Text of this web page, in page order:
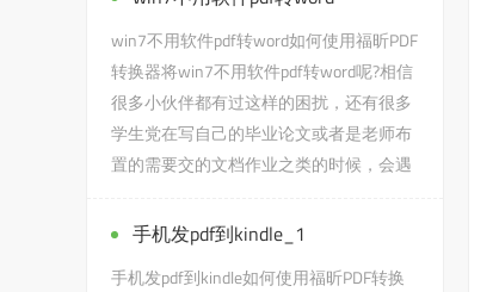
win7不用软件pdf转word如何使用福昕PDF
转换器将win7不用软件pdf转word呢?相信
很多小伙伴都有过这样的困扰，还有很多
学生党在写自己的毕业论文或者是老师布
置的需要交的文档作业之类的时候，会遇
手机发pdf到kindle_1
手机发pdf到kindle如何使用福昕PDF转换